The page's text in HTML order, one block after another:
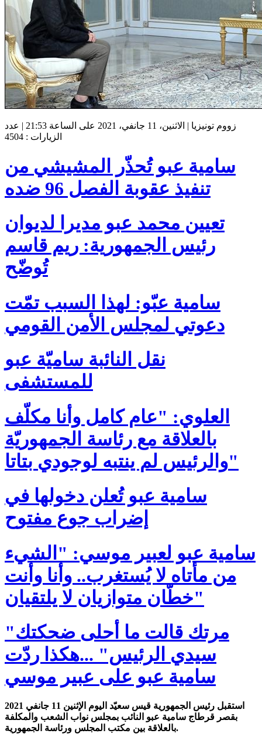
زووم تونيزيا | الاثنين، 11 جانفي، 2021 على الساعة 21:53 | عدد
الزيارات : 4504
سامية عبو تُحذّر المشيشي من
تنفيذ عقوبة الفصل 96 ضده
تعيين محمد عبو مديرا لديوان
رئيس الجمهورية: ريم قاسم
تُوضّح
سامية عبّو: لهذا السبب تمّت
دعوتي لمجلس الأمن القومي
نقل النائبة ساميّة عبو
للمستشفى
العلوي: "عام كامل وأنا مكلّف
بالعلاقة مع رئاسة الجمهوريّة
والرئيس لم ينتبه لوجودي بتاتا"
سامية عبو تُعلن دخولها في
إضراب جوع مفتوح
سامية عبو لعبير موسي: "الشيء
من مأتاه لا يُستغرب.. وأنا وأنت
خطّان متوازيان لا يلتقيان"
"مرتك قالت ما أحلى ضحكتك
سيدي الرئيس" ...هكذا ردّت
سامية عبو على عبير موسي
استقبل رئيس الجمهورية قيس سعيّد اليوم الإثنين 11 جانفي 2021
بقصر قرطاج سامية عبو النائب بمجلس نواب الشعب والمكلفة
بالعلاقة بين مكتب المجلس ورئاسة الجمهورية.